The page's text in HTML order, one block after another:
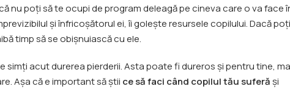
nu poți să te ocupi de program deleagă pe cineva care o va face
și înfricoșătorul ei, îi golește resursele copilului. Dacă
timp să se obișnuiască cu ele.
simți acut durerea pierderii. Asta poate fi dureros și pentru tine,
Așa că e important să știi ce să faci când copilul tău suferăși